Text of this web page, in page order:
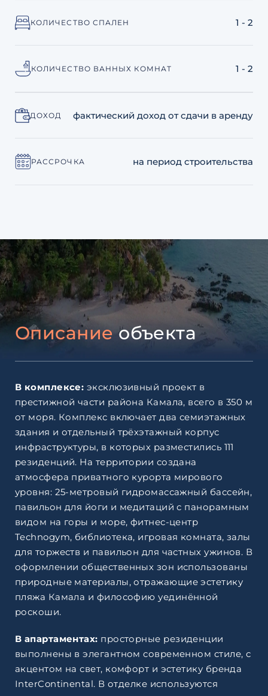
КОЛИЧЕСТВО СПАЛЕН 1 - 2
КОЛИЧЕСТВО ВАННЫХ КОМНАТ 1 - 2
ДОХОД фактический доход от сдачи в аренду
РАССРОЧКА на период строительства
Описаниеобъекта
В комплексе: эксклюзивный проект в
престижной части района Камала, всего в 350 м
от моря. Комплекс включает два семиэтажных
здания и отдельный трёхэтажный корпус
инфраструктуры, в которых разместились 111
резиденций. На территории создана
атмосфера приватного курорта мирового
уровня: 25-метровый гидромассажный бассейн,
павильон для йоги и медитаций с панорамным
видом на горы и море, фитнес-центр
Technogym, библиотека, игровая комната, залы
для торжеств и павильон для частных ужинов. В
оформлении общественных зон использованы
природные материалы, отражающие эстетику
пляжа Камала и философию уединённой
роскоши.
В апартаментах: просторные резиденции
выполнены в элегантном современном стиле, с
акцентом на свет, комфорт и эстетику бренда
InterContinental. В отделке используются